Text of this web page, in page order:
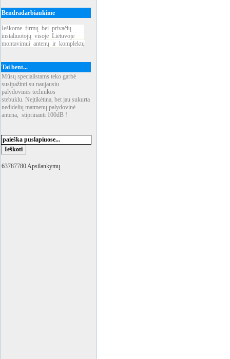
Bendradarbiaukime
Ieškome firmų bei privačių
instaliuotojų visoje Lietuvoje
montavimui antenų ir komplektų
Tai bent...
Mūsų specialistams teko garbė
susipažinti su naujausiu
palydovinės technikos
stebuklu. Neįtikėtina, bet jau sukurta
nedidelių matmenų palydovinė
antena, stiprinanti 100dB !
63787780 Apsilankymų